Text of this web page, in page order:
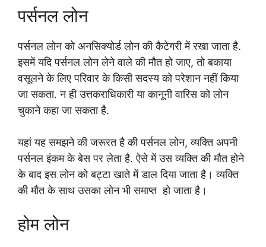
पर्सनल लोन
पर्सनल लोन को अनसिक्योर्ड लोन की कैटेगरी में रखा जाता है.
इसमें यदि पर्सनल लोन लेने वाले की मौत हो जाए, तो बकाया
वसूलने के लिए परिवार के किसी सदस्य को परेशान नहीं किया
जा सकता. न ही उत्तकराधिकारी या कानूनी वारिस को लोन
चुकाने कहा जा सकता है.
यहां यह समझने की जरूरत है की पर्सनल लोन, व्यक्ति अपनी
पर्सनल इंकम के बेस पर लेता है. ऐसे में उस व्यक्ति की मौत होने
के बाद इस लोन को बट्टा खाते में डाल दिया जाता है। व्यक्ति
की मौत के साथ उसका लोन भी समाप्त हो जाता है।
होम लोन